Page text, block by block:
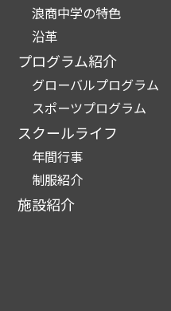
浪商中学の特色
沿革
プログラム紹介
グローバルプログラム
スポーツプログラム
スクールライフ
年間行事
制服紹介
施設紹介